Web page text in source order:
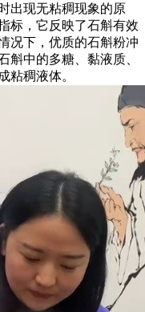
出现无粘稠现象的原
标，它反映了石斛有效
况下，优质的石斛粉冲
斛中的多糖、黏液质、
粘稠液体。